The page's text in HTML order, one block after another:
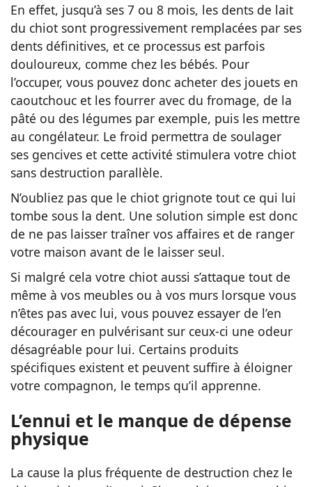
En effet, jusqu’à ses 7 ou 8 mois, les dents de lait
du chiot sont progressivement remplacées par ses
dents définitives, et ce processus est parfois
douloureux, comme chez les bébés. Pour
l’occuper, vous pouvez donc acheter des jouets en
caoutchouc et les fourrer avec du fromage, de la
pâté ou des légumes par exemple, puis les mettre
au congélateur. Le froid permettra de soulager
ses gencives et cette activité stimulera votre chiot
sans destruction parallèle.
N’oubliez pas que le chiot grignote tout ce qui lui
tombe sous la dent. Une solution simple est donc
de ne pas laisser traîner vos affaires et de ranger
votre maison avant de le laisser seul.
Si malgré cela votre chiot aussi s’attaque tout de
même à vos meubles ou à vos murs lorsque vous
n’êtes pas avec lui, vous pouvez essayer de l’en
décourager en pulvérisant sur ceux-ci une odeur
désagréable pour lui. Certains produits
spécifiques existent et peuvent suffire à éloigner
votre compagnon, le temps qu’il apprenne.
L’ennui et le manque de dépense
physique
La cause la plus fréquente de destruction chez le